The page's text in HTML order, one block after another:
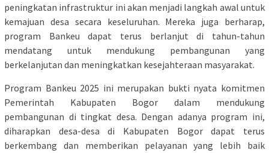
peningkatan infrastruktur ini akan menjadi langkah awal untuk
kemajuan desa secara keseluruhan. Mereka juga berharap,
program Bankeu dapat terus berlanjut di tahun-tahun
mendatang untuk mendukung pembangunan yang
berkelanjutan dan meningkatkan kesejahteraan masyarakat.
Program Bankeu 2025 ini merupakan bukti nyata komitmen
Pemerintah Kabupaten Bogor dalam mendukung
pembangunan di tingkat desa. Dengan adanya program ini,
diharapkan desa-desa di Kabupaten Bogor dapat terus
berkembang dan memberikan pelayanan yang lebih baik